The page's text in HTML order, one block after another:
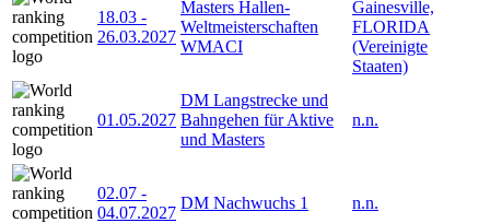
18.03 -
26.03.2027
Masters Hallen-
Weltmeisterschaften
WMACI
Gainesville,
FLORIDA
(Vereinigte
Staaten)
01.05.2027
DM Langstrecke und
Bahngehen für Aktive
und Masters
n.n.
02.07 -
04.07.2027
DM Nachwuchs 1 n.n.